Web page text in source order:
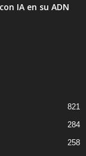
IA en su ADN
821
284
258